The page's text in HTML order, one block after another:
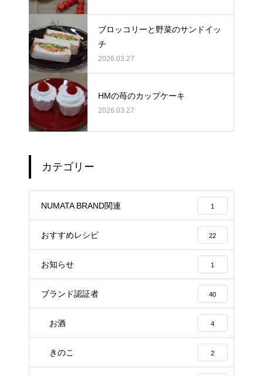
ブロッコリーと野菜のサンドイッ
チ
2026.03.27
HMの苺のカップケーキ
2026.03.27
カテゴリー
NUMATA BRAND関連 1
おすすめレシピ 22
お知らせ 1
ブランド認証者 40
お酒 4
きのこ 2